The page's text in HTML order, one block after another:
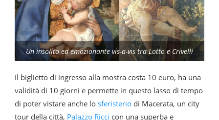
Un insolito ed emozionante vis-a-vis tra Lotto e Crivelli
Il biglietto di ingresso alla mostra costa 10 euro, ha una
validità di 10 giorni e permette in questo lasso di tempo
di poter vistare anche lo sferisterio di Macerata, un city
tour della città, Palazzo Ricci con una superba e